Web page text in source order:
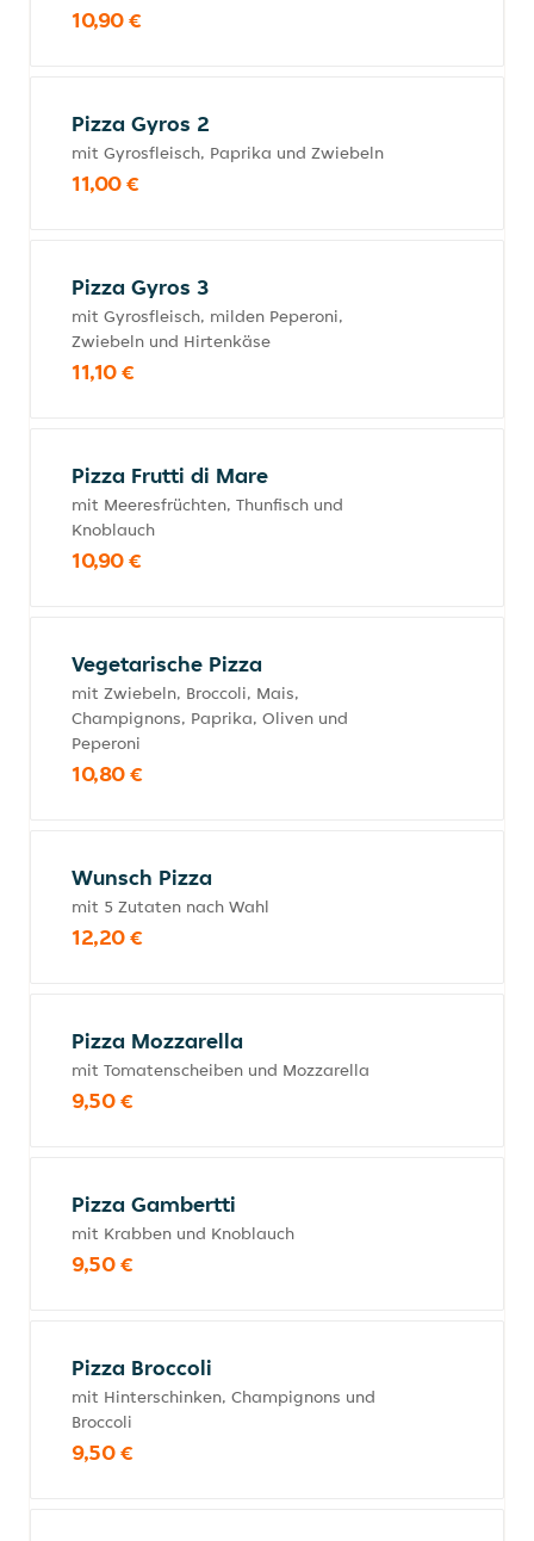
10,90 €
Pizza Gyros 2
mit Gyrosfleisch, Paprika und Zwiebeln
11,00 €
Pizza Gyros 3
mit Gyrosfleisch, milden Peperoni,
Zwiebeln und Hirtenkäse
11,10 €
Pizza Frutti di Mare
mit Meeresfrüchten, Thunfisch und
Knoblauch
10,90 €
Vegetarische Pizza
mit Zwiebeln, Broccoli, Mais,
Champignons, Paprika, Oliven und
Peperoni
10,80 €
Wunsch Pizza
mit 5 Zutaten nach Wahl
12,20 €
Pizza Mozzarella
mit Tomatenscheiben und Mozzarella
9,50 €
Pizza Gambertti
mit Krabben und Knoblauch
9,50 €
Pizza Broccoli
mit Hinterschinken, Champignons und
Broccoli
9,50 €